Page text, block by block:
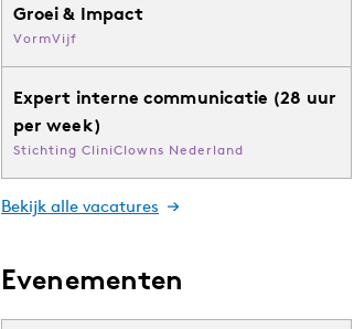
Groei & Impact
VormVijf
Expert interne communicatie (28 uur
per week)
Stichting CliniClowns Nederland
Bekijk alle vacatures
Evenementen